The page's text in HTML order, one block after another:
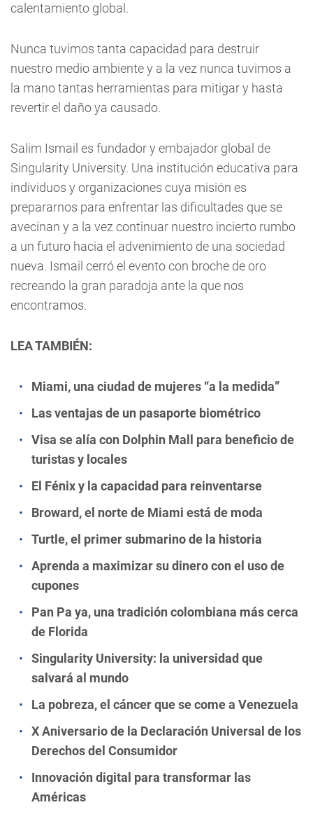
calentamiento global.
Nunca tuvimos tanta capacidad para destruir
nuestro medio ambiente y a la vez nunca tuvimos a
la mano tantas herramientas para mitigar y hasta
revertir el daño ya causado.
Salim Ismail es fundador y embajador global de
Singularity University. Una institución educativa para
individuos y organizaciones cuya misión es
prepararnos para enfrentar las dificultades que se
avecinan y a la vez continuar nuestro incierto rumbo
a un futuro hacia el advenimiento de una sociedad
nueva. Ismail cerró el evento con broche de oro
recreando la gran paradoja ante la que nos
encontramos.
LEA TAMBIÉN:
Miami, una ciudad de mujeres “a la medida”
Las ventajas de un pasaporte biométrico
Visa se alía con Dolphin Mall para beneficio de
turistas y locales
El Fénix y la capacidad para reinventarse
Broward, el norte de Miami está de moda
Turtle, el primer submarino de la historia
Aprenda a maximizar su dinero con el uso de
cupones
Pan Pa ya, una tradición colombiana más cerca
de Florida
Singularity University: la universidad que
salvará al mundo
La pobreza, el cáncer que se come a Venezuela
X Aniversario de la Declaración Universal de los
Derechos del Consumidor
Innovación digital para transformar las
Américas